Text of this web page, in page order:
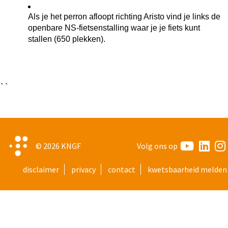
Als je het perron afloopt richting Aristo vind je links de
openbare NS-fietsenstalling waar je je fiets kunt
stallen (650 plekken).
``
© 2026 KNGF
disclaimer privacy contact kwetsbaarheid melden
Volg ons op